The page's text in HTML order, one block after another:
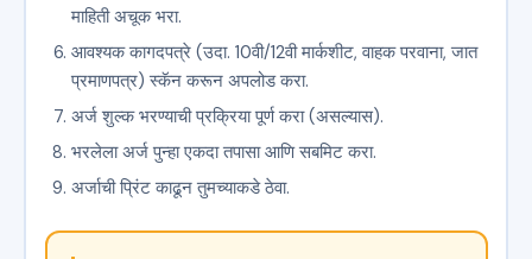
माहिती अचूक भरा.
आवश्यक कागदपत्रे (उदा. 10वी/12वी मार्कशीट, वाहक परवाना, जात
प्रमाणपत्र) स्कॅन करून अपलोड करा.
अर्ज शुल्क भरण्याची प्रक्रिया पूर्ण करा (असल्यास).
भरलेला अर्ज पुन्हा एकदा तपासा आणि सबमिट करा.
अर्जाची प्रिंट काढून तुमच्याकडे ठेवा.